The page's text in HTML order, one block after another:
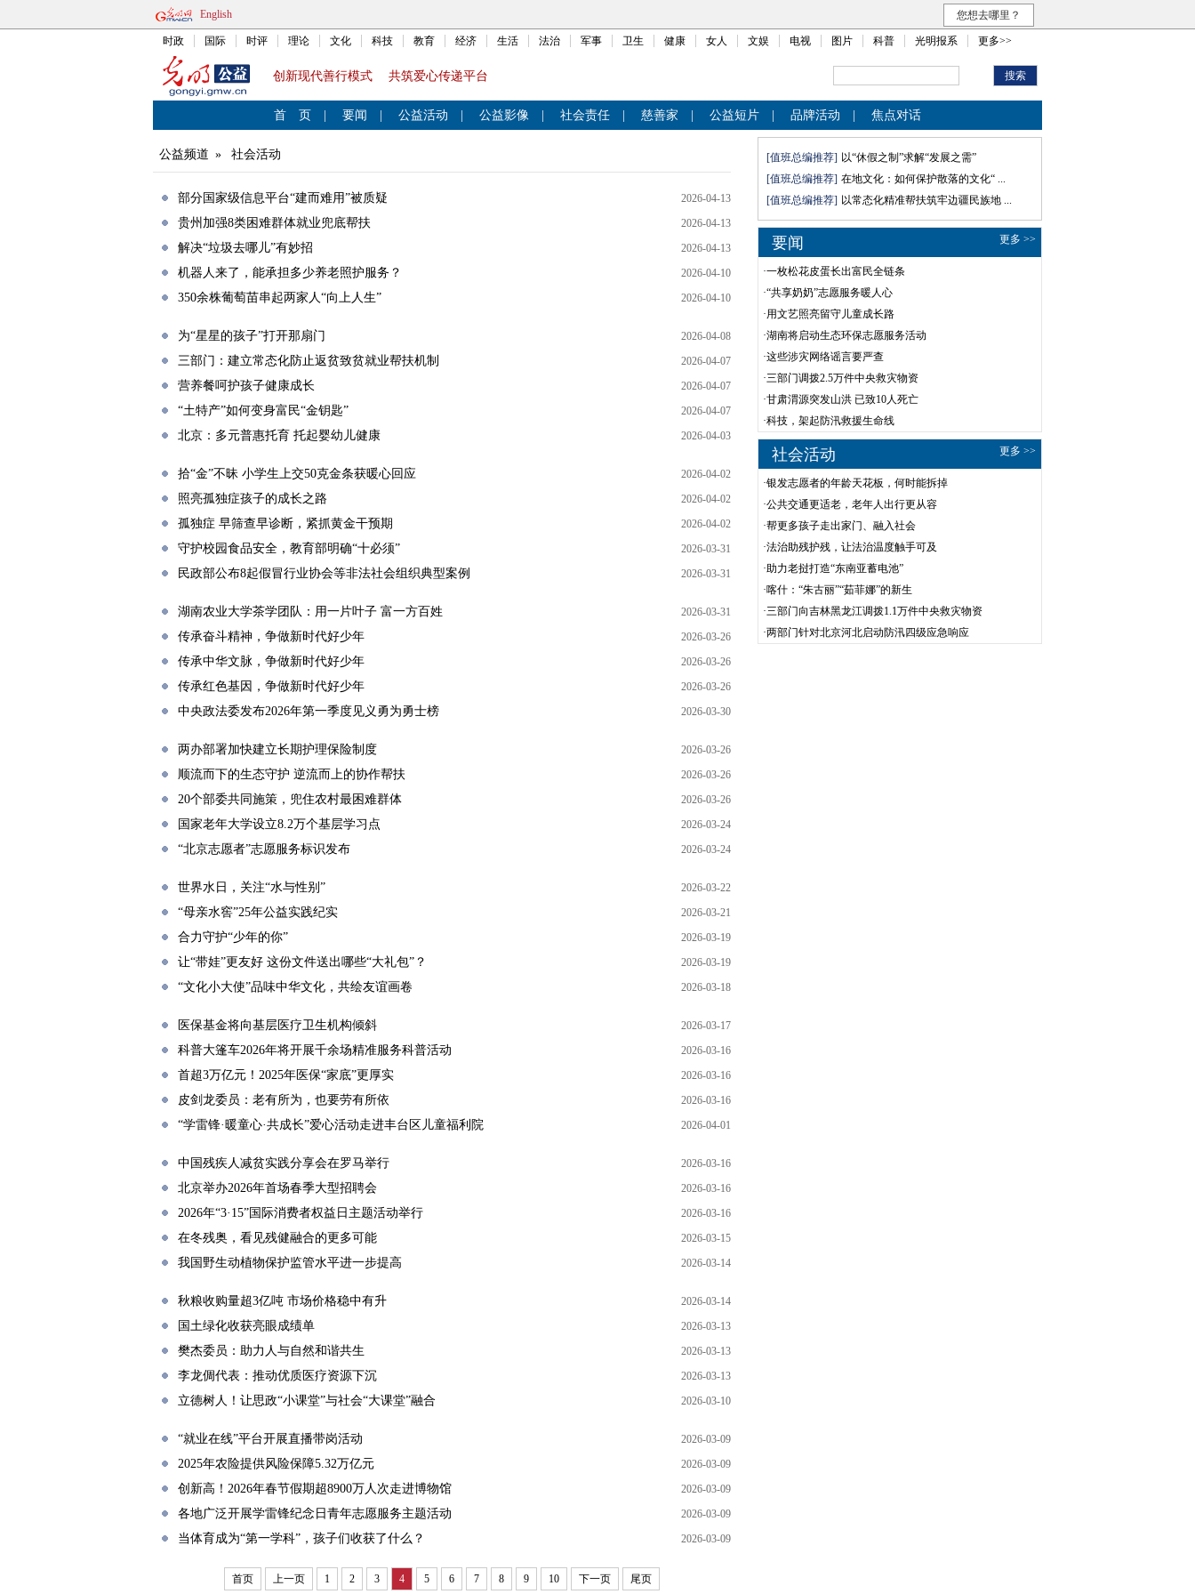
English 您想去哪里？
时政 国际 时评 理论 文化 科技 教育 经济 生活 法治 军事 卫生 健康 女人 文娱 电视 图片 科普 光明报系 更多>>
创新现代善行模式 共筑爱心传递平台
首 页 要闻 公益活动 公益影像 社会责任 慈善家 公益短片 品牌活动 焦点对话
公益频道 » 社会活动
部分国家级信息平台“建而难用”被质疑 2026-04-13
贵州加强8类困难群体就业兜底帮扶 2026-04-13
解决“垃圾去哪儿”有妙招 2026-04-13
机器人来了，能承担多少养老照护服务？ 2026-04-10
350余株葡萄苗串起两家人“向上人生” 2026-04-10
为“星星的孩子”打开那扇门 2026-04-08
三部门：建立常态化防止返贫致贫就业帮扶机制 2026-04-07
营养餐呵护孩子健康成长 2026-04-07
“土特产”如何变身富民“金钥匙” 2026-04-07
北京：多元普惠托育 托起婴幼儿健康 2026-04-03
拾“金”不昧 小学生上交50克金条获暖心回应 2026-04-02
照亮孤独症孩子的成长之路 2026-04-02
孤独症 早筛查早诊断，紧抓黄金干预期 2026-04-02
守护校园食品安全，教育部明确“十必须” 2026-03-31
民政部公布8起假冒行业协会等非法社会组织典型案例 2026-03-31
湖南农业大学茶学团队：用一片叶子 富一方百姓 2026-03-31
传承奋斗精神，争做新时代好少年 2026-03-26
传承中华文脉，争做新时代好少年 2026-03-26
传承红色基因，争做新时代好少年 2026-03-26
中央政法委发布2026年第一季度见义勇为勇士榜 2026-03-30
两办部署加快建立长期护理保险制度 2026-03-26
顺流而下的生态守护 逆流而上的协作帮扶 2026-03-26
20个部委共同施策，兜住农村最困难群体 2026-03-26
国家老年大学设立8.2万个基层学习点 2026-03-24
“北京志愿者”志愿服务标识发布 2026-03-24
世界水日，关注“水与性别” 2026-03-22
“母亲水窖”25年公益实践纪实 2026-03-21
合力守护“少年的你” 2026-03-19
让“带娃”更友好 这份文件送出哪些“大礼包”？ 2026-03-19
“文化小大使”品味中华文化，共绘友谊画卷 2026-03-18
医保基金将向基层医疗卫生机构倾斜 2026-03-17
科普大篷车2026年将开展千余场精准服务科普活动 2026-03-16
首超3万亿元！2025年医保“家底”更厚实 2026-03-16
皮剑龙委员：老有所为，也要劳有所依 2026-03-16
“学雷锋·暖童心·共成长”爱心活动走进丰台区儿童福利院 2026-04-01
中国残疾人减贫实践分享会在罗马举行 2026-03-16
北京举办2026年首场春季大型招聘会 2026-03-16
2026年“3·15”国际消费者权益日主题活动举行 2026-03-16
在冬残奥，看见残健融合的更多可能 2026-03-15
我国野生动植物保护监管水平进一步提高 2026-03-14
秋粮收购量超3亿吨 市场价格稳中有升 2026-03-14
国土绿化收获亮眼成绩单 2026-03-13
樊杰委员：助力人与自然和谐共生 2026-03-13
李龙倜代表：推动优质医疗资源下沉 2026-03-13
立德树人！让思政“小课堂”与社会“大课堂”融合 2026-03-10
“就业在线”平台开展直播带岗活动 2026-03-09
2025年农险提供风险保障5.32万亿元 2026-03-09
创新高！2026年春节假期超8900万人次走进博物馆 2026-03-09
各地广泛开展学雷锋纪念日青年志愿服务主题活动 2026-03-09
当体育成为“第一学科”，孩子们收获了什么？ 2026-03-09
首页 上一页 1 2 3 4 5 6 7 8 9 10 下一页 尾页
[值班总编推荐] 以“休假之制”求解“发展之需”
[值班总编推荐] 在地文化：如何保护散落的文化“ ...
[值班总编推荐] 以常态化精准帮扶筑牢边疆民族地 ...
要闻 更多 >>
·一枚松花皮蛋长出富民全链条
·“共享奶奶”志愿服务暖人心
·用文艺照亮留守儿童成长路
·湖南将启动生态环保志愿服务活动
·这些涉灾网络谣言要严查
·三部门调拨2.5万件中央救灾物资
·甘肃渭源突发山洪 已致10人死亡
·科技，架起防汛救援生命线
社会活动 更多 >>
·银发志愿者的年龄天花板，何时能拆掉
·公共交通更适老，老年人出行更从容
·帮更多孩子走出家门、融入社会
·法治助残护残，让法治温度触手可及
·助力老挝打造“东南亚蓄电池”
·喀什：“朱古丽”“茹菲娜”的新生
·三部门向吉林黑龙江调拨1.1万件中央救灾物资
·两部门针对北京河北启动防汛四级应急响应